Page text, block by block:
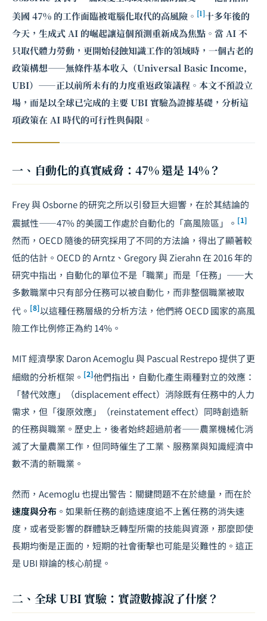
美國 47% 的工作面臨被電腦化取代的高風險。 [1]十多年後的
今天，生成式 AI 的崛起讓這個預測重新成為焦點。當 AI 不
只取代體力勞動，更開始侵蝕知識工作的領域時，一個古老的
政策構想——無條件基本收入（Universal Basic Income,
UBI）——正以前所未有的力度重返政策議程。本文不預設立
場，而是以全球已完成的主要 UBI 實驗為證據基礎，分析這
項政策在 AI 時代的可行性與侷限。
一、自動化的真實威脅：47% 還是 14%？
Frey 與 Osborne 的研究之所以引發巨大迴響，在於其結論的
震撼性——47% 的美國工作處於自動化的「高風險區」。 [1]
然而，OECD 隨後的研究採用了不同的方法論，得出了顯著較
低的估計。OECD 的 Arntz、Gregory 與 Zierahn 在 2016 年的
研究中指出，自動化的單位不是「職業」而是「任務」——大
多數職業中只有部分任務可以被自動化，而非整個職業被取
代。 [8]以這種任務層級的分析方法，他們將 OECD 國家的高風
險工作比例修正為約 14%。
MIT 經濟學家 Daron Acemoglu 與 Pascual Restrepo 提供了更
細緻的分析框架。 [2]他們指出，自動化產生兩種對立的效應：
「替代效應」（displacement effect）消除既有任務中的人力
需求，但「復原效應」（reinstatement effect）同時創造新
的任務與職業。歷史上，後者始終超過前者——農業機械化消
滅了大量農業工作，但同時催生了工業、服務業與知識經濟中
數不清的新職業。
然而，Acemoglu 也提出警告：關鍵問題不在於總量，而在於
速度與分布 。如果新任務的創造速度追不上舊任務的消失速
度，或者受影響的群體缺乏轉型所需的技能與資源，那麼即使
長期均衡是正面的，短期的社會衝擊也可能是災難性的。這正
是 UBI 辯論的核心前提。
二、全球 UBI 實驗：實證數據說了什麼？